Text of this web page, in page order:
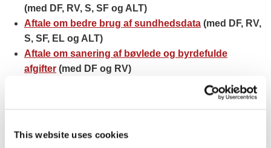
This website uses cookies
(med DF, RV, S, SF og ALT)
Aftale om bedre brug af sundhedsdata (med DF, RV,
S, SF, EL og ALT)
Aftale om sanering af bøvlede og byrdefulde
afgifter (med DF og RV)
(med DF)
Aftale om en forenklet beskæftigelsesindsats(med
Energiaftale
(med S, DF, EL, ALT, RV og SF)